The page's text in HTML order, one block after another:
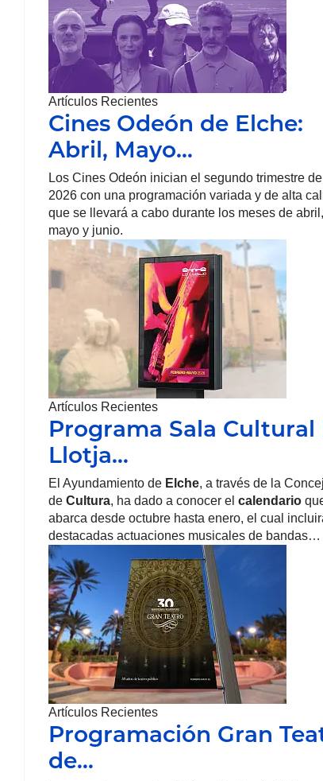
Artículos Recientes
Cines Odeón de Elche:
Abril, Mayo…
Los Cines Odeón inician el segundo trimestre de
2026 con una programación variada y de alta
que se llevará a cabo durante los meses de abril,
mayo y junio.
Artículos Recientes
Programa Sala Cultural
Llotja…
El Ayundamiento de Elche, a través de la
de Cultura, ha dado a conocer el calendario
abarca desde octubre hasta enero, el cual
destacadas actuaciones musicales de bandas…
Artículos Recientes
Programación Gran
de…